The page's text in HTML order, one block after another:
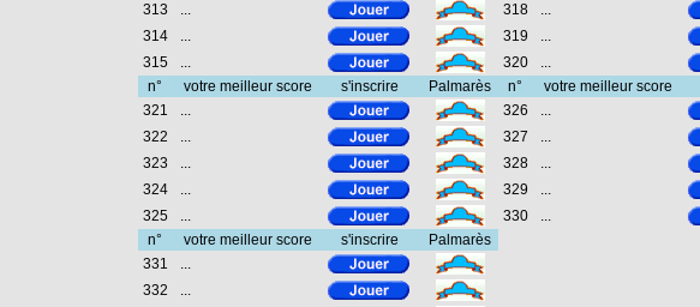
313
...
314
...
315
...
318
...
319
...
320
...
n°
votre meilleur score s'inscrire
Palmarès
321
...
322
...
323
...
324
...
325
...
n° votre meilleur score
326
...
327
...
328
...
329
...
330
...
n°
votre meilleur score s'inscrire
Palmarès
331
...
332
...